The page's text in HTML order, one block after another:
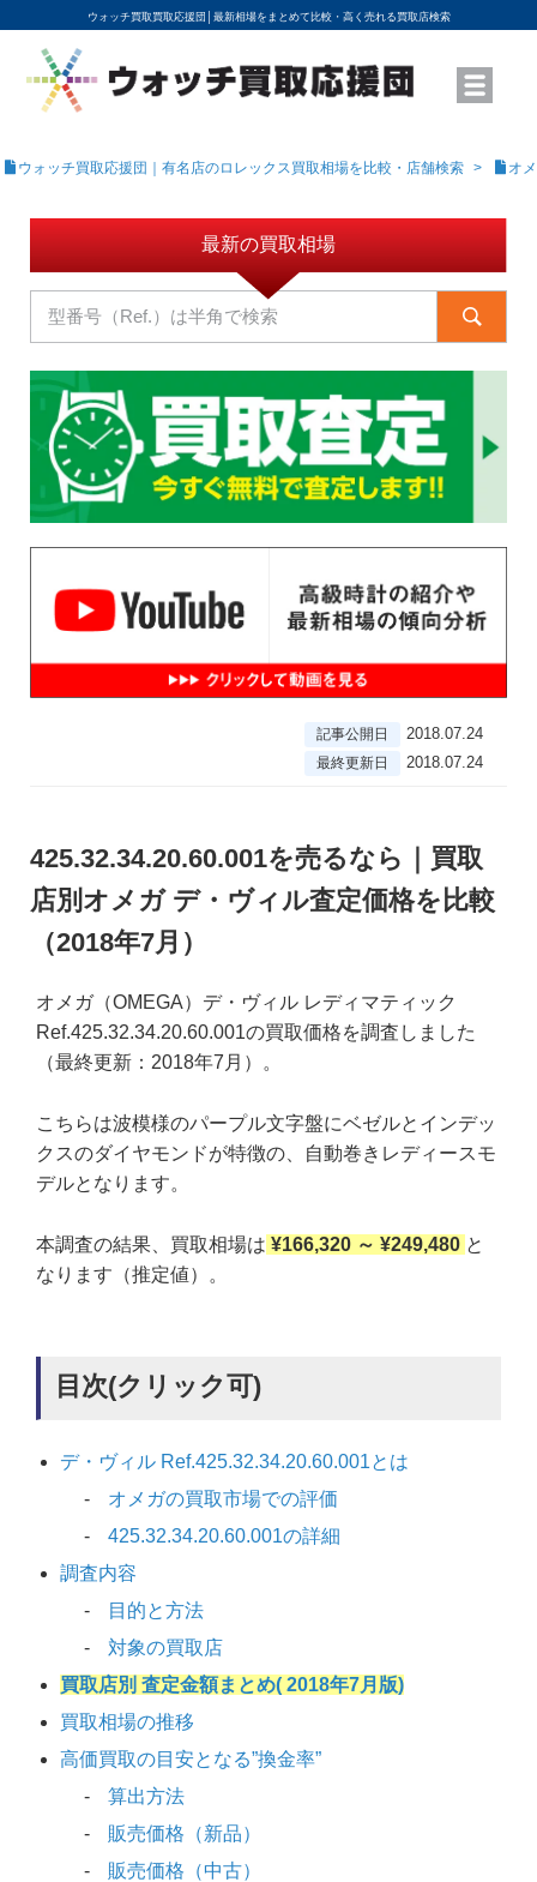
ウォッチ買取買取応援団│ 最新相場をまとめて比較・高く売れる買取店検索
YouTubeで動画を公開中
ROLEXモデル名から買取相場を調べる
高級時計ブランド名から買取相場を調べる
地域から買取店を探す
店舗名から買取店を探す
ブランド時計を高く売る方法
買取査定を依頼する
ウォッチ買取応援団｜有名店のロレックス買取相場を比較・店舗検索 オ
最新の買取相場
記事公開日 2018.07.24
最終更新日 2018.07.24
425.32.34.20.60.001を売るなら｜買取
店別オメガ デ・ヴィル査定価格を比較
（2018年7月）
オメガ（OMEGA）デ・ヴィル レディマティック
Ref.425.32.34.20.60.001の買取価格を調査しました
（最終更新：2018年7月）。
こちらは波模様のパープル文字盤にベゼルとインデッ
クスのダイヤモンドが特徴の、自動巻きレディースモ
デルとなります。
本調査の結果、買取相場は ¥166,320 ～ ¥249,480 と
なります（推定値）。
目次(クリック可)
デ・ヴィル Ref.425.32.34.20.60.001とは
オメガの買取市場での評価
425.32.34.20.60.001の詳細
調査内容
目的と方法
対象の買取店
買取店別 査定金額まとめ( 2018年7月版)
買取相場の推移
高価買取の目安となる”換金率”
算出方法
販売価格（新品）
販売価格（中古）